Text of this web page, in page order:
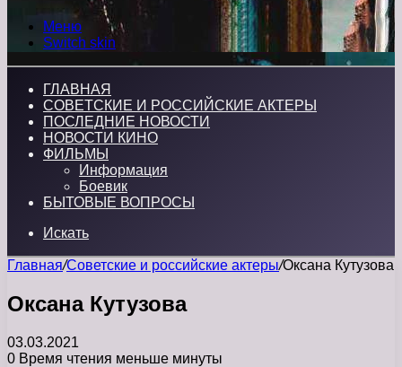
Меню
Switch skin
ГЛАВНАЯ
СОВЕТСКИЕ И РОССИЙСКИЕ АКТЕРЫ
ПОСЛЕДНИЕ НОВОСТИ
НОВОСТИ КИНО
ФИЛЬМЫ
Информация
Боевик
БЫТОВЫЕ ВОПРОСЫ
Искать
Главная/Советские и российские актеры/Оксана Кутузова
Оксана Кутузова
03.03.2021
0 Время чтения меньше минуты